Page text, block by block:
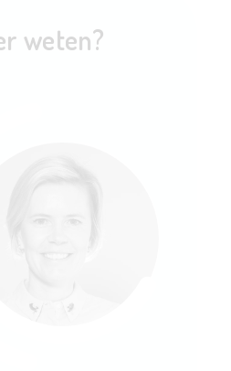
weten?